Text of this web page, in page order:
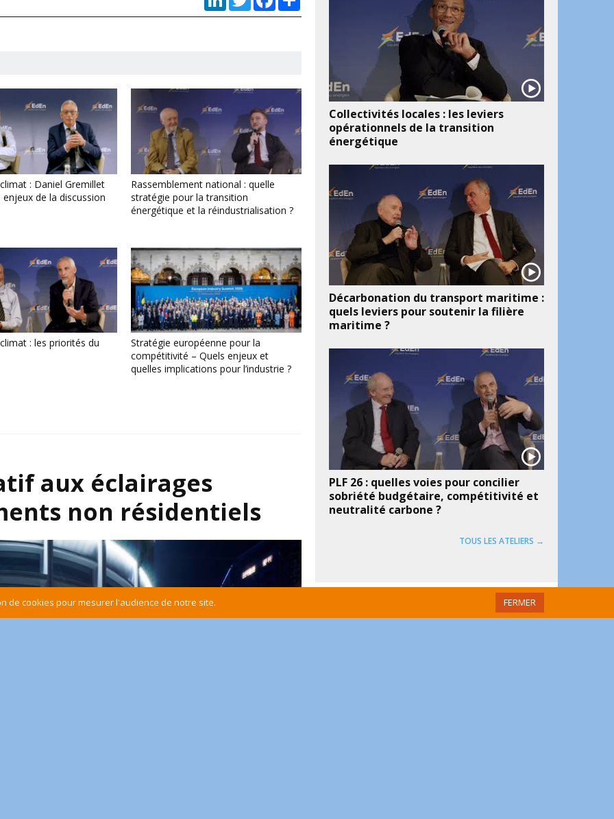
de cookies pour mesurer l'audience de notre site. FERMER
: Daniel Gremillet
de la discussion
Rassemblement national : quelle
stratégie pour la transition
énergétique et la réindustrialisation ?
: les priorités du
Stratégie européenne pour la
compétitivité – Quels enjeux et
quelles implications pour l’industrie ?
aux éclairages
non résidentiels
Collectivités locales : les leviers
opérationnels de la transition
énergétique
Décarbonation du transport maritime :
quels leviers pour soutenir la filière
maritime ?
PLF 26 : quelles voies pour concilier
sobriété budgétaire, compétitivité et
neutralité carbone ?
TOUS LES ATELIERS →